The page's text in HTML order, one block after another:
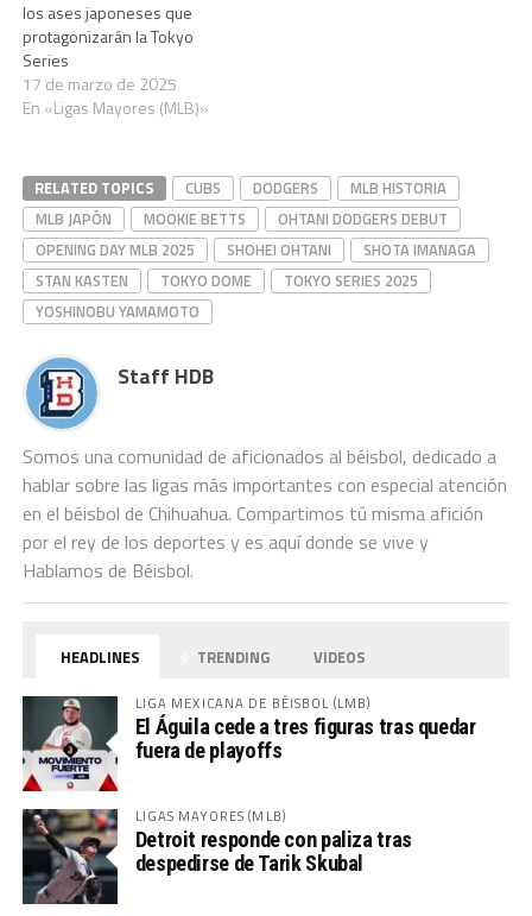
los ases japoneses que
protagonizarán la Tokyo
Series
17 de marzo de 2025
En «Ligas Mayores (MLB)»
RELATED TOPICS CUBS DODGERS
MLB HISTORIA
MLB JAPÓN
MOOKIE BETTS
OHTANI DODGERS DEBUT
OPENING DAY MLB 2025
SHOHEI OHTANI
SHOTA IMANAGA
STAN KASTEN
TOKYO DOME
TOKYO SERIES 2025
YOSHINOBU YAMAMOTO
Staff HDB
Somos una comunidad de aficionados al béisbol, dedicado a
hablar sobre las ligas más importantes con especial atención
en el béisbol de Chihuahua. Compartimos tú misma afición
por el rey de los deportes y es aquí donde se vive y
Hablamos de Béisbol.
HEADLINES TRENDING VIDEOS
LIGA MEXICANA DE BÉISBOL (LMB)
El Águila cede a tres figuras tras quedar
fuera de playoffs
LIGAS MAYORES (MLB)
Detroit responde con paliza tras
despedirse de Tarik Skubal